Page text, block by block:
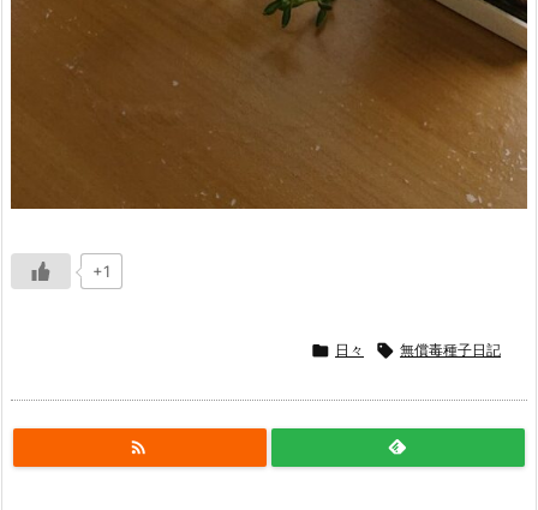
+1
 日々  無償毒種子日記
